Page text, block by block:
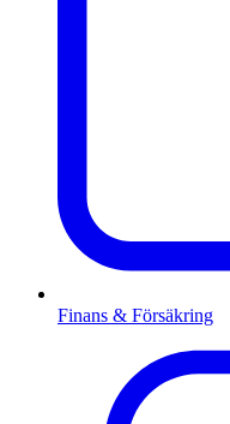
Finans & Försäkring